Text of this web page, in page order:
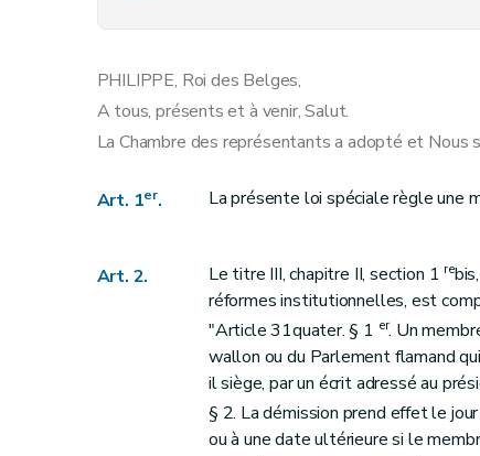
PHILIPPE, Roi des Belges,
A tous, présents et à venir, Salut.
La Chambre des représentants a adopté et Nous
Art. 1er. La présente loi spéciale règle une
Art. 2. Le titre III, chapitre II, section 1 re
réformes institutionnelles, est
"Article 31quater. § 1 er. Un
wallon ou du Parlement flamand
il siège, par un écrit adressé au
§ 2. La démission prend effet le
ou à une date ultérieure si le